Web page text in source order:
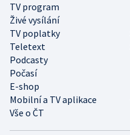
TV program
Živé vysílání
TV poplatky
Teletext
Podcasty
Počasí
E-shop
Mobilní a TV aplikace
Vše o ČT